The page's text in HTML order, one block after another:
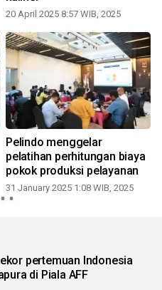
20 April 2025 8:57 WIB, 2025
Pelindo menggelar
pelatihan perhitungan biaya
pokok produksi pelayanan
31 January 2025 1:08 WIB, 2025
pertemuan Indonesia
di Piala AFF